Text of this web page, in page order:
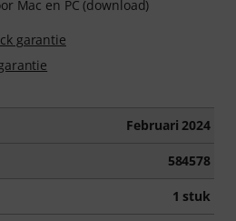
Mac en PC (download)
garantie
Februari 2024
584578
1 stuk